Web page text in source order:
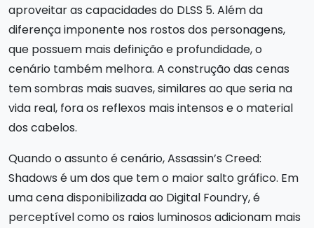
aproveitar as capacidades do DLSS 5. Além da
diferença imponente nos rostos dos personagens,
que possuem mais definição e profundidade, o
cenário também melhora. A construção das cenas
tem sombras mais suaves, similares ao que seria na
vida real, fora os reflexos mais intensos e o material
dos cabelos.
Quando o assunto é cenário, Assassin’s Creed:
Shadows é um dos que tem o maior salto gráfico. Em
uma cena disponibilizada ao Digital Foundry, é
perceptível como os raios luminosos adicionam mais